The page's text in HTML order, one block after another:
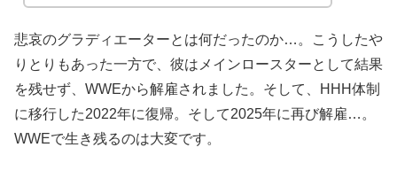
悲哀のグラディエーターとは何だったのか…。こうしたや
りとりもあった一方で、彼はメインロースターとして結果
を残せず、WWEから解雇されました。そして、HHH体制
に移行した2022年に復帰。そして2025年に再び解雇…。
WWEで生き残るのは大変です。